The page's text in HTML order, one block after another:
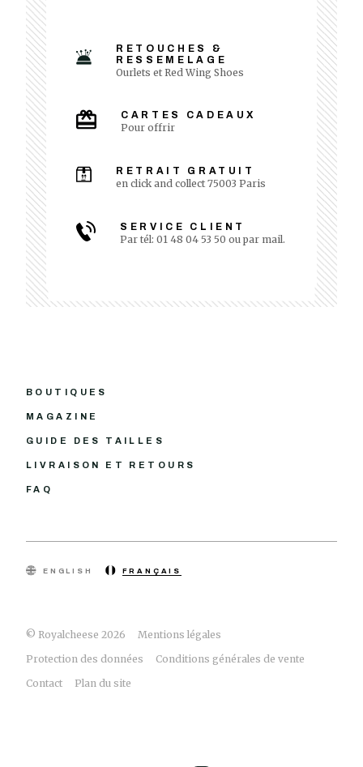
RETOUCHES &
RESSEMELAGE
Ourlets et Red Wing Shoes
CARTES CADEAUX
Pour offrir
RETRAIT GRATUIT
en click and collect 75003 Paris
SERVICE CLIENT
Par tél: 01 48 04 53 50 ou par mail.
BOUTIQUES
MAGAZINE
GUIDE DES TAILLES
LIVRAISON ET RETOURS
FAQ
© Royalcheese 2026
Mentions légales
Protection des données
Conditions générales de vente
Contact
Plan du site
ENGLISH FRANÇAIS